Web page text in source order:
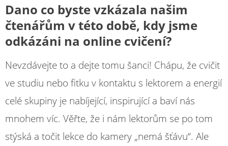
Dano co byste vzkázala našim
čtenářům v této době, kdy jsme
odkázáni na online cvičení?
Nevzdávejte to a dejte tomu šanci! Chápu, že cvičit
ve studiu nebo fitku v kontaktu s lektorem a energií
celé skupiny je nabíjející, inspirující a baví nás
mnohem víc. Věřte, že i nám lektorům se po tom
stýská a točit lekce do kamery „nemá šťávu“. Ale